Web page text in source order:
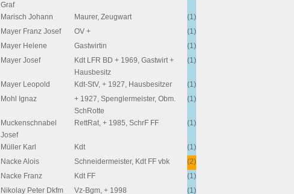
Graf
Marisch Johann Maurer, Zeugwart
(1)
Mayer Franz Josef OV +
(1)
Mayer Helene Gastwirtin
(1)
Mayer Josef
Kdt LFR BD + 1969, Gastwirt +
Hausbesitz
(1)
Mayer Leopold Kdt-StV, + 1927, Hausbesitzer
(1)
Mohl Ignaz
+ 1927, Spenglermeister, Obm.
SchRotte
(1)
Muckenschnabel
Josef
RettRat, + 1985, SchrF FF (1)
Müller Karl Kdt
(1)
Nacke Alois Schneidermeister, Kdt FF vbk
(2)
Nacke Franz Kdt FF
(1)
Nikolay Peter Dkfm Vz-Bgm, + 1998
(1)